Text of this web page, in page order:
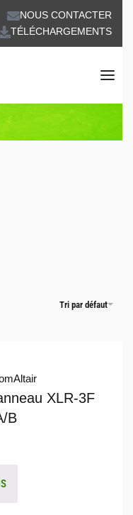
NOUS CONTACTER
TÉLÉCHARGEMENTS
Tri par défaut
Altair
XLR-3F
B